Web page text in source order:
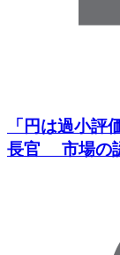
「円は過小
長官 市場の